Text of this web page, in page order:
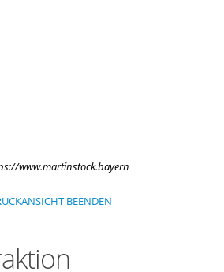
www.martinstock.bayern
BEENDEN